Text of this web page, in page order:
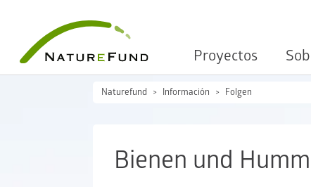
Proyectos
Naturefund Información Folgen
Bienen und